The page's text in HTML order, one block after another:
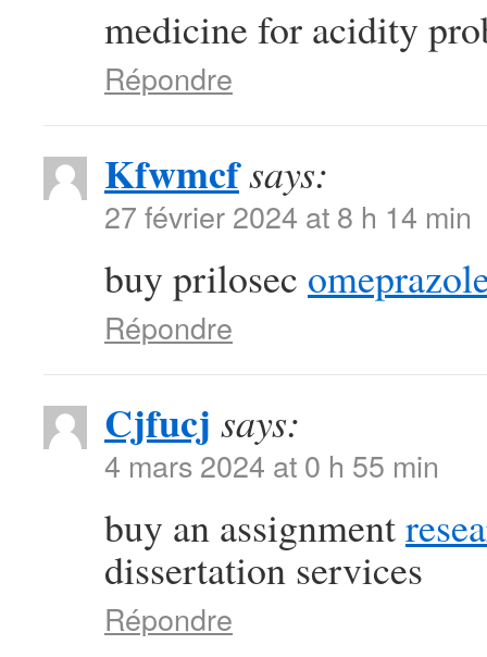
medicine for acidity
Répondre
Kfwmcfsays:
27 février 2024 at 8 h 14 min
buy prilosec
Répondre
Cjfucj says:
4 mars 2024 at 0 h 55 min
buy an assignment
dissertation services
Répondre